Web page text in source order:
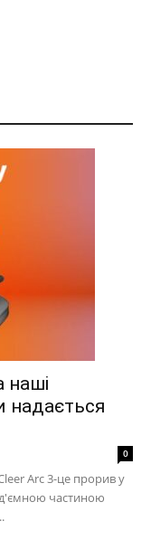
наші
надається
0
Arc 3-це прорив у
частиною